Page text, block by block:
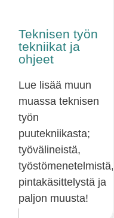
Teknisen työn
tekniikat ja
ohjeet
Lue lisää muun
muassa teknisen
työn
puutekniikasta;
työvälineistä,
työstömenetelmistä,
pintakäsittelystä ja
paljon muusta!